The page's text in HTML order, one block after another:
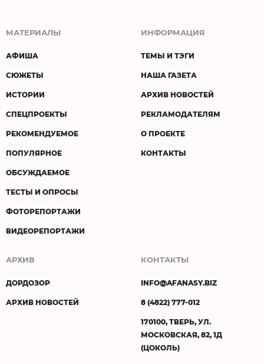
МАТЕРИАЛЫ
АФИША
СЮЖЕТЫ
ИСТОРИИ
СПЕЦПРОЕКТЫ
РЕКОМЕНДУЕМОЕ
ПОПУЛЯРНОЕ
ОБСУЖДАЕМОЕ
ТЕСТЫ И ОПРОСЫ
ФОТОРЕПОРТАЖИ
ВИДЕОРЕПОРТАЖИ
ИНФОРМАЦИЯ
ТЕМЫ И ТЭГИ
НАША ГАЗЕТА
АРХИВ НОВОСТЕЙ
РЕКЛАМОДАТЕЛЯМ
О ПРОЕКТЕ
КОНТАКТЫ
АРХИВ
ДОРДОЗОР
АРХИВ НОВОСТЕЙ
КОНТАКТЫ
INFO@AFANASY.BIZ
8 (4822) 777-012
170100, ТВЕРЬ, УЛ.
МОСКОВСКАЯ, 82, 1Д
(ЦОКОЛЬ)